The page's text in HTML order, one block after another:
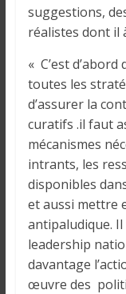
suggestions,
réalistes dont il
« C’est
toutes les
d’assurer la
curatifs .il faut
mécanismes
intrants, les
disponibles
et aussi mettre
antipaludique.
leadership
davantage
œuvre des